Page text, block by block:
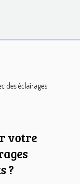
des éclairages
votre
?